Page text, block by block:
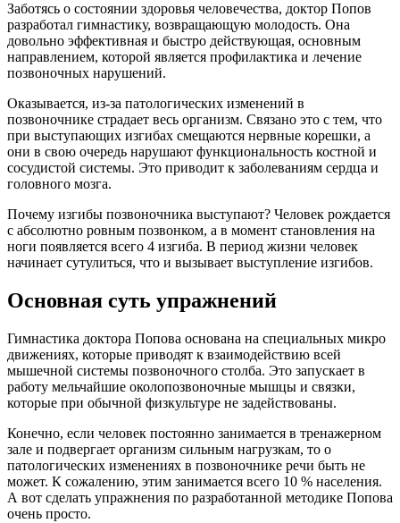
Заботясь о состоянии здоровья человечества, доктор Попов
разработал гимнастику, возвращающую молодость. Она
довольно эффективная и быстро действующая, основным
направлением, которой является профилактика и лечение
позвоночных нарушений.
Оказывается, из-за патологических изменений в
позвоночнике страдает весь организм. Связано это с тем, что
при выступающих изгибах смещаются нервные корешки, а
они в свою очередь нарушают функциональность костной и
сосудистой системы. Это приводит к заболеваниям сердца и
головного мозга.
Почему изгибы позвоночника выступают? Человек рождается
с абсолютно ровным позвонком, а в момент становления на
ноги появляется всего 4 изгиба. В период жизни человек
начинает сутулиться, что и вызывает выступление изгибов.
Основная суть упражнений
Гимнастика доктора Попова основана на специальных микро
движениях, которые приводят к взаимодействию всей
мышечной системы позвоночного столба. Это запускает в
работу мельчайшие околопозвоночные мышцы и связки,
которые при обычной физкультуре не задействованы.
Конечно, если человек постоянно занимается в тренажерном
зале и подвергает организм сильным нагрузкам, то о
патологических изменениях в позвоночнике речи быть не
может. К сожалению, этим занимается всего 10 % населения.
А вот сделать упражнения по разработанной методике Попова
очень просто.